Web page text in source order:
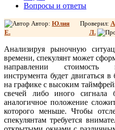
Вопросы и ответы
Автор: Юлия
Е.
Проверил:
Л.
Анализируя рыночную
времени, спекулянт может
направлении стоимость
инструмента будет двигаться
на графике с высоким
свечей либо иного сигнала
аналогичное положение
которого меньше. Чтобы
спекулянтам требуется